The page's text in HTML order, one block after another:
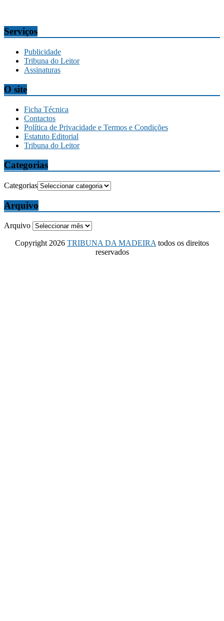
Serviços
Publicidade
Tribuna do Leitor
Assinaturas
O site
Ficha Técnica
Contactos
Política de Privacidade e Termos e Condições
Estatuto Editorial
Tribuna do Leitor
Categorias
Categorias
Arquivo
Arquivo
Copyright 2026 TRIBUNA DA MADEIRA todos os direitos
reservados